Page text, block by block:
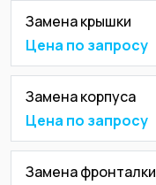
Замена крышки
Цена по запросу
Замена корпуса
Цена по запросу
Замена фронталки